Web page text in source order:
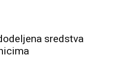
sredstva